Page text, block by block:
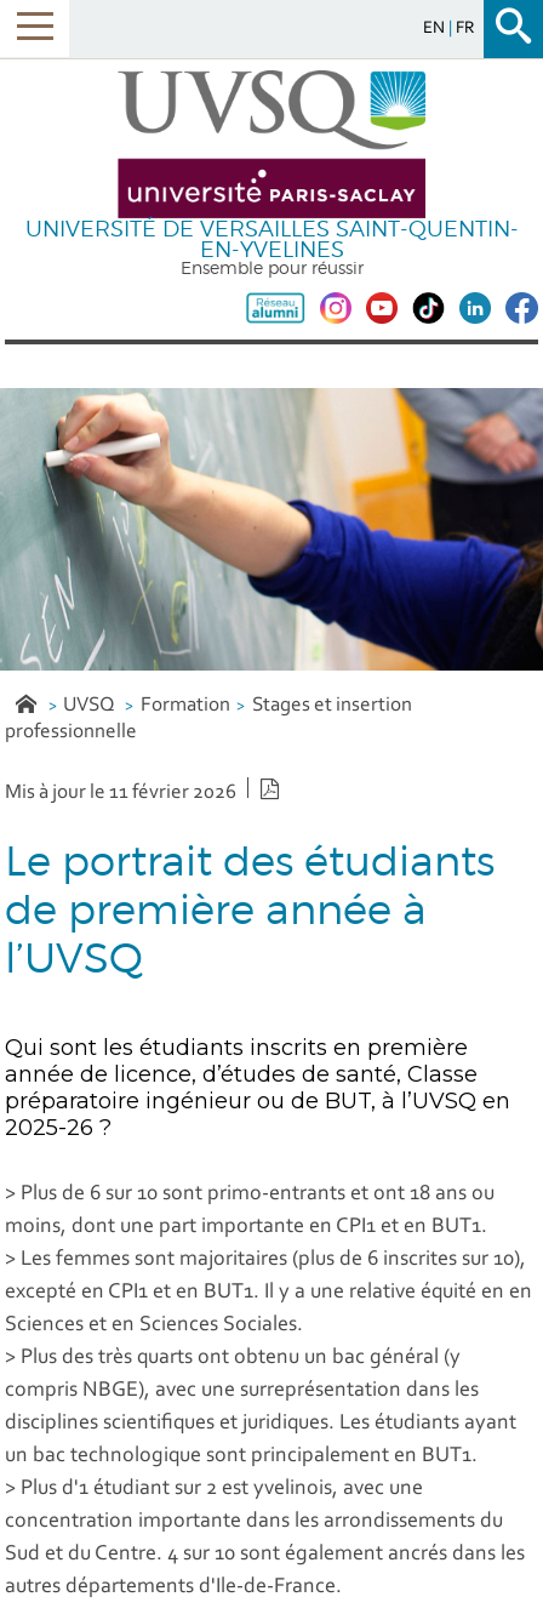
EN FR
UNIVERSITÉ DE VERSAILLES SAINT-QUENTIN-
EN-YVELINES
Ensemble pour réussir
UVSQ Formation
Stages et insertion
professionnelle
Mis à jour le 11 février 2026
Le portrait des étudiants
de première année à
l’UVSQ
Qui sont les étudiants inscrits en première
année de licence, d’études de santé, Classe
préparatoire ingénieur ou de BUT, à l’UVSQ en
2025-26 ?
> Plus de 6 sur 10 sont primo-entrants et ont 18 ans ou
moins, dont une part importante en CPI1 et en BUT1.
> Les femmes sont majoritaires (plus de 6 inscrites sur 10),
excepté en CPI1 et en BUT1. Il y a une relative équité en en
Sciences et en Sciences Sociales.
> Plus des très quarts ont obtenu un bac général (y
compris NBGE), avec une surreprésentation dans les
disciplines scientifiques et juridiques. Les étudiants ayant
un bac technologique sont principalement en BUT1.
> Plus d'1 étudiant sur 2 est yvelinois, avec une
concentration importante dans les arrondissements du
Sud et du Centre. 4 sur 10 sont également ancrés dans les
autres départements d'Ile-de-France.